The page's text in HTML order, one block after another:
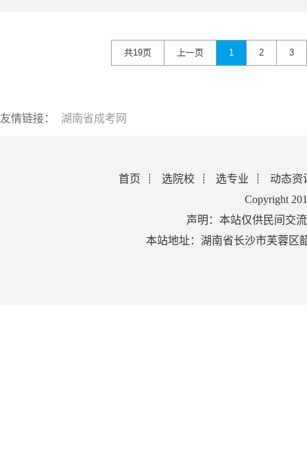
共19页 上一页 1 2 3
友情链接： 湖南省成考网
首页 选院校 选专业
动态资
Copyright
声明：本站仅供民间交
本站地址：湖南省长沙市芙蓉区